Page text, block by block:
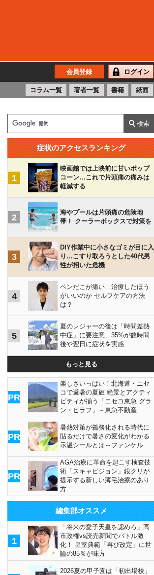
会員登録 ログイン
コラム一覧 著者一覧 書籍 紙面
症状のアクセスランキング
1
映画館では上映前に甘いポップ
コーン…これで片頭痛の痛みは
軽減する
2
海やプールは片頭痛の危険地
帯！ クーラーボックスで対策を
3
DIY作業中に小さなゴミが目に入
り…こすり取ろうとした40代男
性が招いた危機
4
ペンだこが痛い…治療したほう
がいいのか セルフケアの方法
は？
5
夏のレジャーの後は「時間差熱
中症」に要注意…35%が数時間
後や翌日に症状を実感
もっと見る
PR
楽しさいっぱい！北海道・ニセ
コで避暑の夏旅 絶景とアクティ
ビティが揃う「ニセコ東急 グラ
ン・ヒラフ」～東急不動産
PR
暑熱対策が義務化される時代に
貼るだけで暑さの変化がわかる
示温シールとは～ファンケル
PR
AGA治療に革命を起こす検査技
術「スキャビジョン」銀クリが
提示する新しい薄毛治療のあり
方
編集部オススメ
1
「将来の愛子天皇を認めろ」高
市政権vs読売新聞でバトル激
化！ 皇室典範「再び改定」に世
論の85％が味方
2026夏の甲子園は「初出場校」